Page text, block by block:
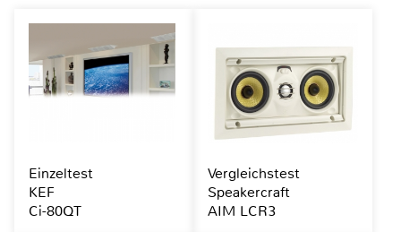
Einzeltest
KEF
Ci-80QT
Vergleichstest
Speakercraft
AIM LCR3